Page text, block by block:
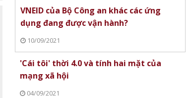
VNEID của Bộ Công an khác các ứng
dụng đang được vận hành?
10/09/2021
'Cái tôi' thời 4.0 và tính hai mặt của
mạng xã hội
04/09/2021